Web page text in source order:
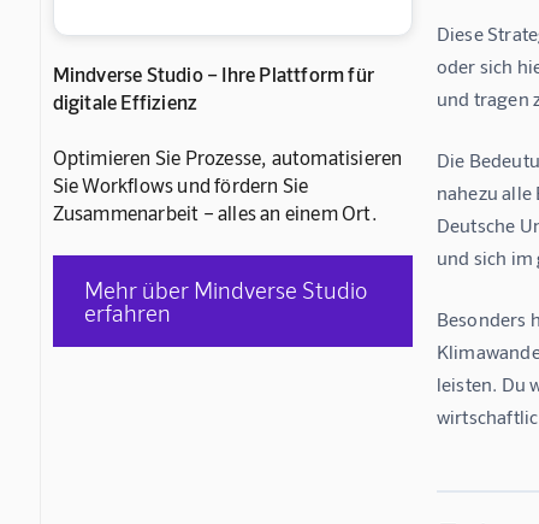
Mindverse Studio – Ihre Plattform für
digitale Effizienz
Optimieren Sie Prozesse, automatisieren
Sie Workflows und fördern Sie
Zusammenarbeit – alles an einem Ort.
Mehr über Mindverse Studio
erfahren
Diese
oder sich
und tragen
Die
nahezu
Deutsche
und sich
Besonders
leisten. Du